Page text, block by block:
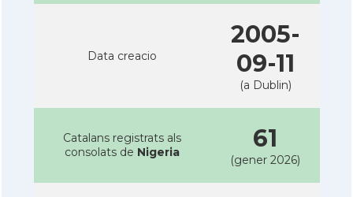
Data creacio
2005-
09-11
(a Dublin)
Catalans registrats als
consolats de Nigeria 61
(gener 2026)